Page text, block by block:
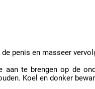
penis en masseer
te brengen op de
Koel en donker